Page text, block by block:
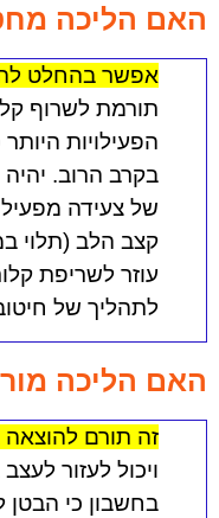
האם הליכה
אפשר בהחלט
תורמת לשרוף
הפעילויות
בקרב הרוב. יהיה
של צעידה
קצב הלב (תלוי
עוזר לשריפת
לתהליך של
האם הליכה
זה תורם להוצאה
ויכול לעזור
בחשבון כי